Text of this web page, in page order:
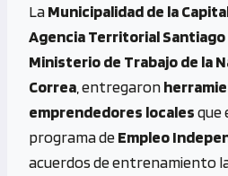
b
o
o
k
se
n
g
er
py
Li
n
k
gr
a
m
s
A
p
p
LaMunicipalidad de la
Agencia Territorial
Ministerio de Trabajo de la
Correa , entregaron
emprendedores localesque
programa deEmpleo
acuerdos de entrenamiento